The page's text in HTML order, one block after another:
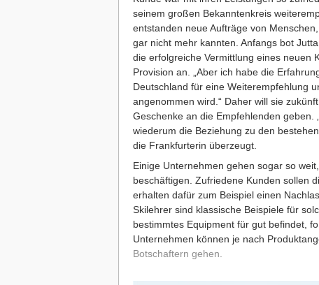
seinem großen Bekanntenkreis
entstanden neue Aufträge von
gar nicht mehr kannten. Anfangs bot
die erfolgreiche Vermittlung eines neuen
Provision an. „Aber ich habe die
Deutschland für eine Weiterempfehlung
angenommen wird.“ Daher will sie
Geschenke an die Empfehlenden geben.
wiederum die Beziehung zu den
die Frankfurterin überzeugt.
Einige Unternehmen gehen sogar so
beschäftigen. Zufriedene Kunden sollen
erhalten dafür zum Beispiel einen
Skilehrer sind klassische Beispiele für
bestimmtes Equipment für gut befindet,
Unternehmen können je nach
Botschaftern gehen.